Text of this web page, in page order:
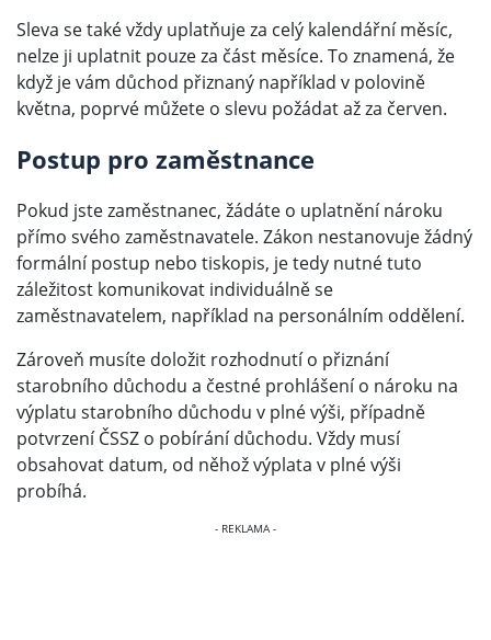
Sleva se také vždy uplatňuje za celý kalendářní měsíc,
nelze ji uplatnit pouze za část měsíce. To znamená, že
když je vám důchod přiznaný například v polovině
května, poprvé můžete o slevu požádat až za červen.
Postup pro zaměstnance
Pokud jste zaměstnanec, žádáte o uplatnění nároku
přímo svého zaměstnavatele. Zákon nestanovuje žádný
formální postup nebo tiskopis, je tedy nutné tuto
záležitost komunikovat individuálně se
zaměstnavatelem, například na personálním oddělení.
Zároveň musíte doložit rozhodnutí o přiznání
starobního důchodu a čestné prohlášení o nároku na
výplatu starobního důchodu v plné výši, případně
potvrzení ČSSZ o pobírání důchodu. Vždy musí
obsahovat datum, od něhož výplata v plné výši
probíhá.